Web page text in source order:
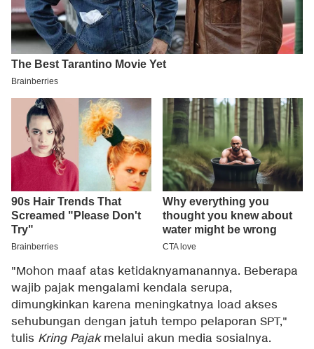
"Mohon maaf atas ketidaknyamanannya. Beberapa
wajib pajak mengalami kendala serupa,
dimungkinkan karena meningkatnya load akses
sehubungan dengan jatuh tempo pelaporan SPT,"
tulis Kring Pajakmelalui akun media sosialnya.